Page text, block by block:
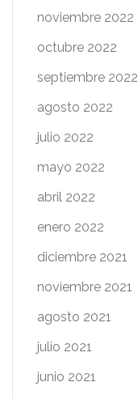
noviembre 2022
octubre 2022
septiembre 2022
agosto 2022
julio 2022
mayo 2022
abril 2022
enero 2022
diciembre 2021
noviembre 2021
agosto 2021
julio 2021
junio 2021